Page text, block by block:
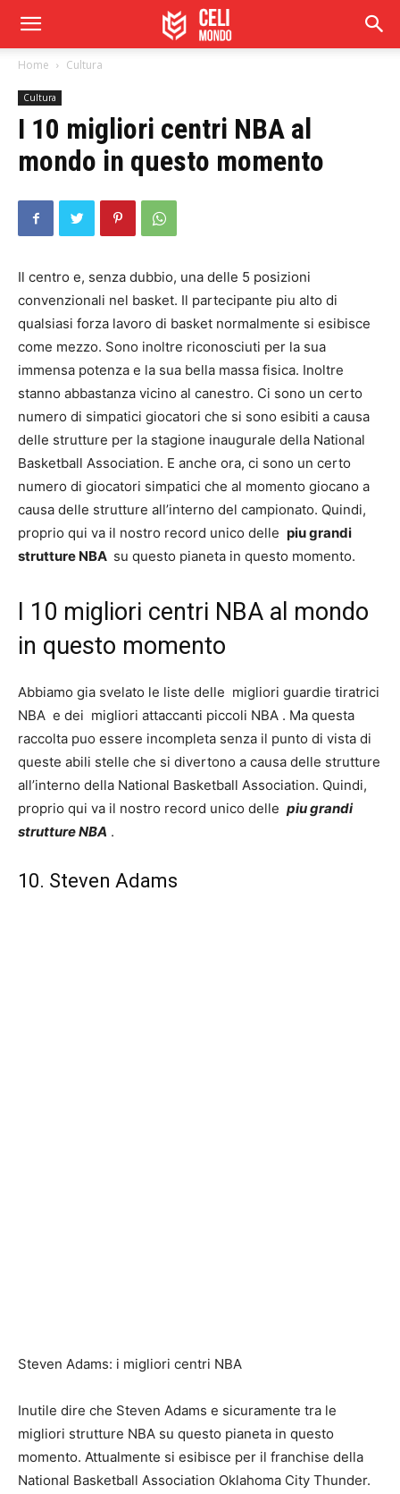
Home Cultura
Cultura
I 10 migliori centri NBA al
mondo in questo momento
Il centro e, senza dubbio, una delle 5 posizioni
convenzionali nel basket. Il partecipante piu alto di
qualsiasi forza lavoro di basket normalmente si esibisce
come mezzo. Sono inoltre riconosciuti per la sua
immensa potenza e la sua bella massa fisica. Inoltre
stanno abbastanza vicino al canestro. Ci sono un certo
numero di simpatici giocatori che si sono esibiti a causa
delle strutture per la stagione inaugurale della National
Basketball Association. E anche ora, ci sono un certo
numero di giocatori simpatici che al momento giocano a
causa delle strutture all’interno del campionato. Quindi,
proprio qui va il nostro record unico delle piu grandi
strutture NBA su questo pianeta in questo momento.
I 10 migliori centri NBA al mondo
in questo momento
Abbiamo gia svelato le liste delle migliori guardie tiratrici
NBA e dei migliori attaccanti piccoli NBA . Ma questa
raccolta puo essere incompleta senza il punto di vista di
queste abili stelle che si divertono a causa delle strutture
all’interno della National Basketball Association. Quindi,
proprio qui va il nostro record unico delle piu grandi
strutture NBA .
10. Steven Adams
Steven Adams: i migliori centri NBA
Inutile dire che Steven Adams e sicuramente tra le
migliori strutture NBA su questo pianeta in questo
momento. Attualmente si esibisce per il franchise della
National Basketball Association Oklahoma City Thunder.